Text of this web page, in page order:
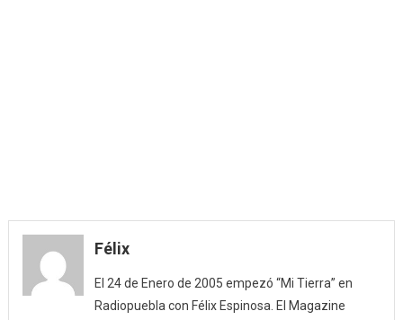
Félix
El 24 de Enero de 2005 empezó “Mi Tierra” en
Radiopuebla con Félix Espinosa. El Magazine